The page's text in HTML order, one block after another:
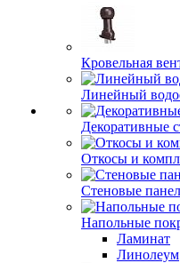
Кровельная
Линейный
Декоративные
Откосы и
Стеновые
Напольные
Ламинат
Линолеум